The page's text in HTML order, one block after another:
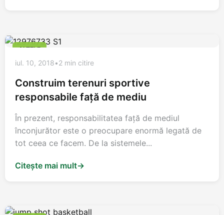
ALTELE
iul. 10, 2018•2 min citire
Construim terenuri sportive
responsabile față de mediu
În prezent, responsabilitatea față de mediul
înconjurător este o preocupare enormă legată de
tot ceea ce facem. De la sistemele...
Citește mai mult→